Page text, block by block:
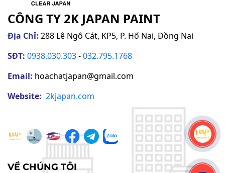
CÔNG TY 2K JAPAN PAINT
Địa Chỉ: 288 Lê Ngô Cát, KP5, P. Hố Nai, Đồng Nai
SĐT: 0938.030.303-032.795.1768
Email: hoachatjapan@gmail.com
Website: 2kjapan.com
VỀ CHÚNG TÔI